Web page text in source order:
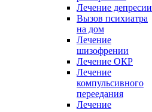
Лечение депресии
Вызов психиатра
на дом
Лечение
шизофрении
Лечение ОКР
Лечение
компульсивного
переедания
Лечение